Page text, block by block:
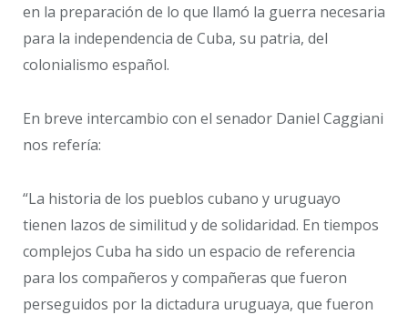
en la preparación de lo que llamó la guerra necesaria
para la independencia de Cuba, su patria, del
colonialismo español.
En breve intercambio con el senador Daniel Caggiani
nos refería:
“La historia de los pueblos cubano y uruguayo
tienen lazos de similitud y de solidaridad. En tiempos
complejos Cuba ha sido un espacio de referencia
para los compañeros y compañeras que fueron
perseguidos por la dictadura uruguaya, que fueron